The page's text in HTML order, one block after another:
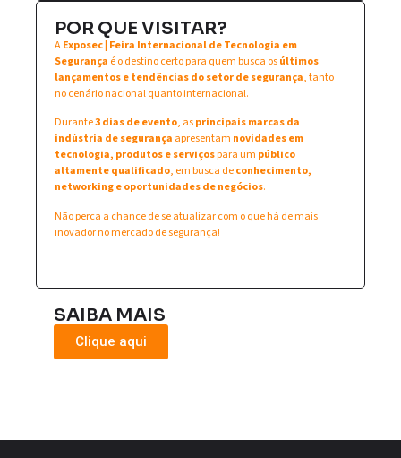
POR QUE VISITAR?
AExposec | Feira Internacional de Tecnologia em
Segurança é o destino certo para quem busca osúltimos
lançamentos e tendências do setor de segurança, tanto
no cenário nacional quanto internacional.
Durante3 dias de evento, asprincipais marcas da
indústria de segurança apresentam novidades em
tecnologia, produtos e serviçospara um público
altamente qualificado, em busca deconhecimento,
networking e oportunidades de negócios.
Não perca a chance de se atualizar com o que há de mais
inovador no mercado de segurança!
SAIBA MAIS
Clique aqui